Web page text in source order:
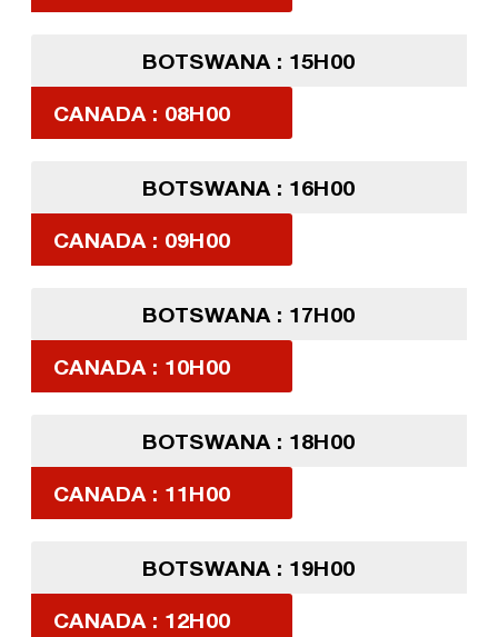
BOTSWANA : 15H00
CANADA : 08H00
BOTSWANA : 16H00
CANADA : 09H00
BOTSWANA : 17H00
CANADA : 10H00
BOTSWANA : 18H00
CANADA : 11H00
BOTSWANA : 19H00
CANADA : 12H00